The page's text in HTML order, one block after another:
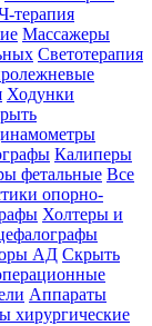
терапия
Массажеры
Светотерапия
Ходунки
Калиперы
фетальные Все
опорно-
Холтеры и
АД Скрыть
Аппараты
хирургические